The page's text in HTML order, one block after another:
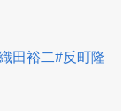
田裕二#反町隆